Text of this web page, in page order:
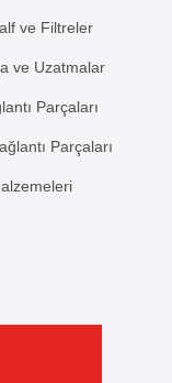
ve Filtreler
ve Uzatmalar
Parçaları
Parçaları